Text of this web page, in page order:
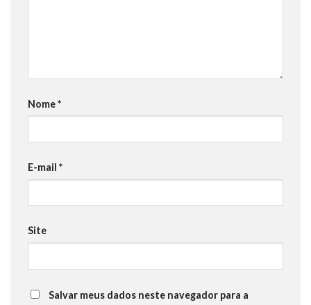
Nome*
E-mail *
Site
Salvar meus dados neste navegador para a